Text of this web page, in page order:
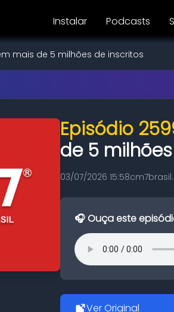
Instalar Podcasts
mais de 5 milhões de inscritos
Episódio
de 5
03/07/2026 15:58
🎧 Ouça este
Ver Original